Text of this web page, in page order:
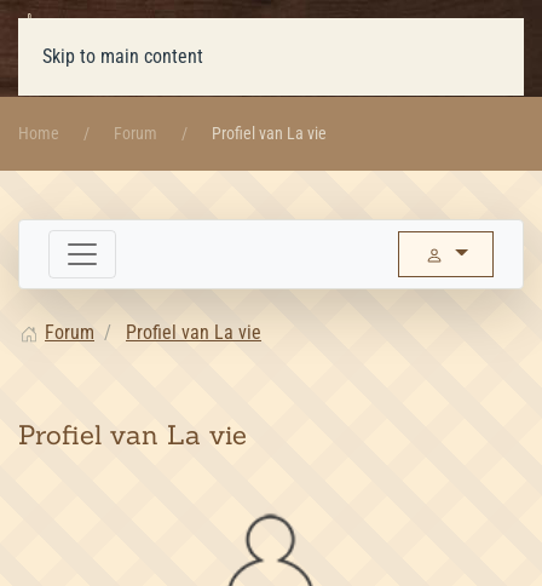
Skip to main content
Home Forum Profiel van La vie
Forum Profiel van La vie
Profiel van La vie